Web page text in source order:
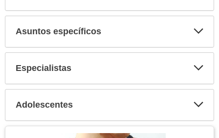
Asuntos específicos
Especialistas
Adolescentes